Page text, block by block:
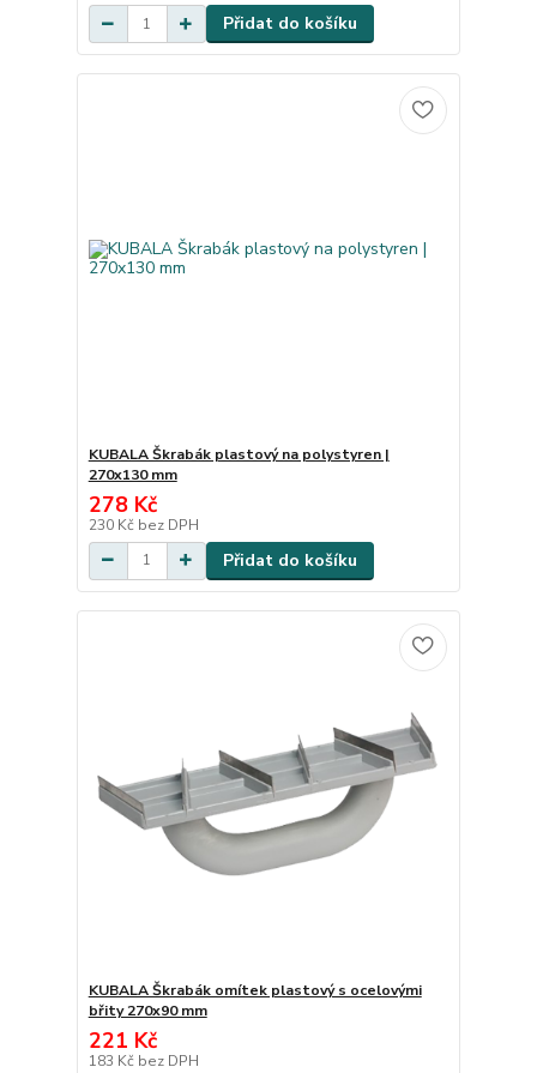
Přidat do košíku
KUBALA Škrabák plastový na polystyren |
270x130 mm
278 Kč
230 Kč bez DPH
Přidat do košíku
KUBALA Škrabák omítek plastový s ocelovými
břity 270x90 mm
221 Kč
183 Kč bez DPH